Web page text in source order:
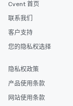
Cvent 首页
联系我们
客户支持
您的隐私权选择
隐私权政策
产品使用条款
网站使用条款